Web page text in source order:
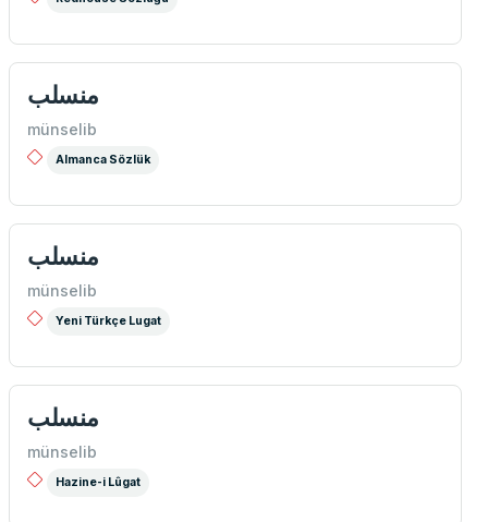
منسلب
münselib
Almanca Sözlük
منسلب
münselib
Yeni Türkçe Lugat
منسلب
münselib
Hazine-i Lûgat